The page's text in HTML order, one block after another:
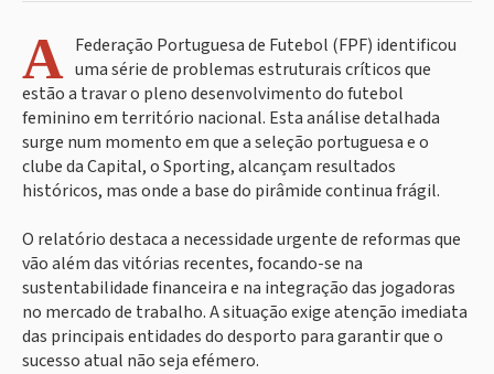
A Federação Portuguesa de Futebol (FPF) identificou
uma série de problemas estruturais críticos que
estão a travar o pleno desenvolvimento do futebol
feminino em território nacional. Esta análise detalhada
surge num momento em que a seleção portuguesa e o
clube da Capital, o Sporting, alcançam resultados
históricos, mas onde a base do pirâmide continua frágil.
O relatório destaca a necessidade urgente de reformas que
vão além das vitórias recentes, focando-se na
sustentabilidade financeira e na integração das jogadoras
no mercado de trabalho. A situação exige atenção imediata
das principais entidades do desporto para garantir que o
sucesso atual não seja efémero.